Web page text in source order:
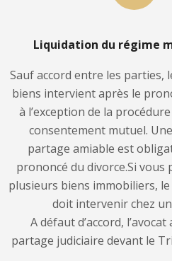
Liquidation du régime
Sauf accord entre les parties,
biens intervient après le
à l’exception de la
consentement mutuel.
partage amiable est
prononcé du divorce.Si vous
plusieurs biens immobiliers,
doit intervenir chez
A défaut d’accord,
partage judiciaire devant le